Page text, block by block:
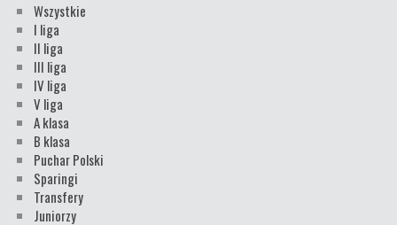
Wszystkie
I liga
II liga
III liga
IV liga
V liga
A klasa
B klasa
Puchar Polski
Sparingi
Transfery
Juniorzy